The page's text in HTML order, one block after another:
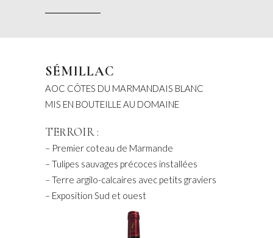
SÉMILLAC
AOC CÔTES DU MARMANDAIS BLANC
MIS EN BOUTEILLE AU DOMAINE
TERROIR :
– Premier coteau de Marmande
– Tulipes sauvages précoces installées
– Terre argilo-calcaires avec petits graviers
– Exposition Sud et ouest